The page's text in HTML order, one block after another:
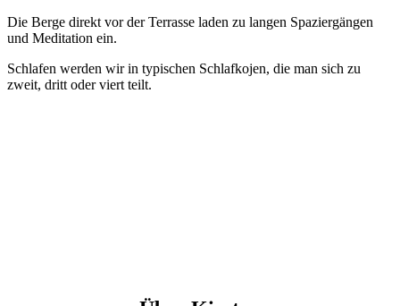
Die Berge direkt vor der Terrasse laden zu langen Spaziergängen
und Meditation ein.
Schlafen werden wir in typischen Schlafkojen, die man sich zu
zweit, dritt oder viert teilt.